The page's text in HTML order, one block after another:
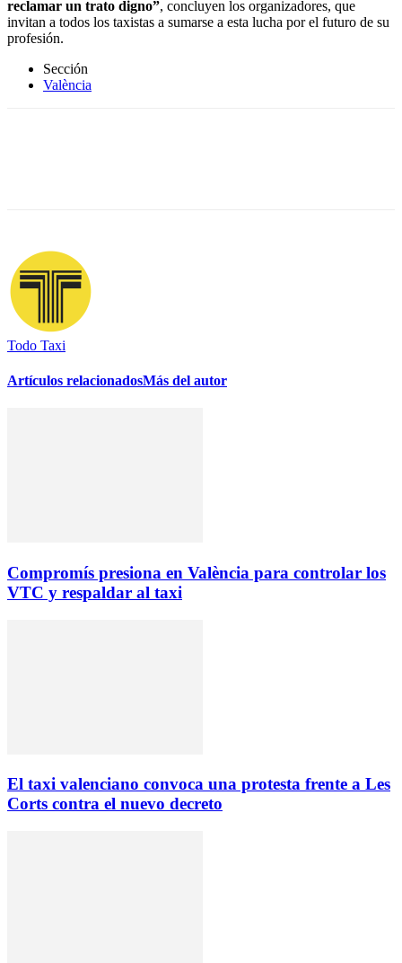
reclamar un trato digno”, concluyen los organizadores, que
invitan a todos los taxistas a sumarse a esta lucha por el futuro de su
profesión.
Sección
València
Todo Taxi
Artículos relacionadosMás del autor
Compromís presiona en València para controlar los
VTC y respaldar al taxi
El taxi valenciano convoca una protesta frente a Les
Corts contra el nuevo decreto